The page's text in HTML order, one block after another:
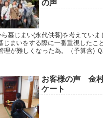
の声
ら墓じまい(永代供養)を考えていま
じまいをする際に一番重視したこ
理が難しくなった為。（予算含) Ｑ
お客様の声 金
ケート